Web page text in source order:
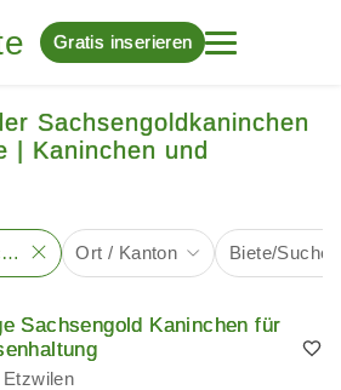
Gratis inserieren
Sachsengoldkaninchen
| Kaninchen und
Sachsengold Kaninchen Ort / Kanton Biete/Suche
Sachsengold Kaninchen für
Etzwilen